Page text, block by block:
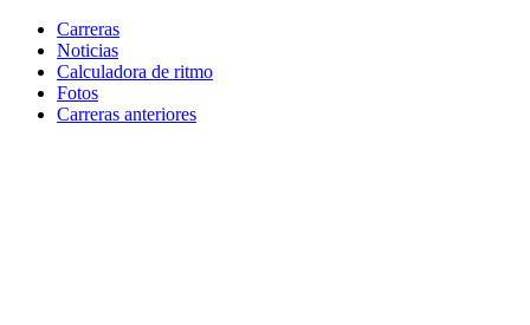
Carreras
Noticias
Calculadora de ritmo
Fotos
Carreras anteriores